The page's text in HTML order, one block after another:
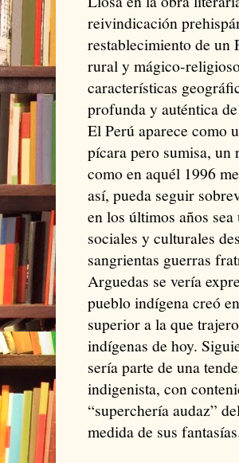
reivindicación
restablecimiento de un
rural y mágico-
características
profunda y auténtica
El Perú aparece como
pícara pero sumisa, un
como en aquél 1996
así, pueda seguir
en los últimos años
sociales y culturales
sangrientas guerras
Arguedas se vería
pueblo indígena creó
superior a la que
indígenas de hoy.
sería parte de una
indigenista, con
“superchería audaz”
medida de sus